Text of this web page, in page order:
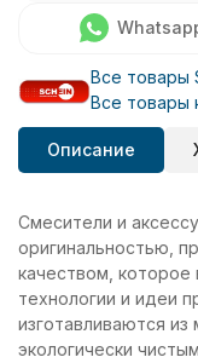
Все товары
Все товары
Описание
Смесители и
оригинальностью,
качеством,
технологии и идеи
изготавливаются
экологически